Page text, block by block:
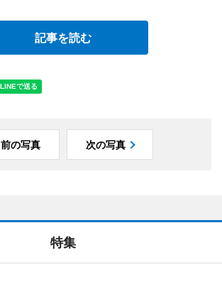
記事を読む
前の写真 次の写真
特集